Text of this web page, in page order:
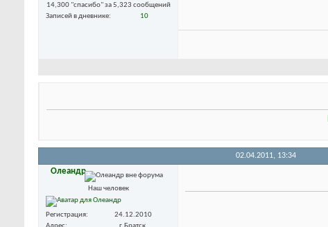
14,300 "спасибо" за 5,323 сообщений
Записей в дневнике
10
02.04.2011, 13:34
Олеандр
Наш человек
Регистрация
24.12.2010